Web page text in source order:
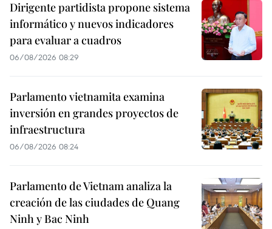
Dirigente partidista propone sistema
informático y nuevos indicadores
para evaluar a cuadros
06/08/2026 08:29
Parlamento vietnamita examina
inversión en grandes proyectos de
infraestructura
06/08/2026 08:24
Parlamento de Vietnam analiza la
creación de las ciudades de Quang
Ninh y Bac Ninh